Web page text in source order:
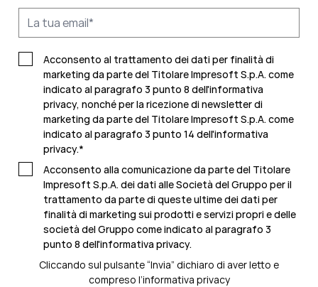
Acconsento al trattamento dei dati per finalità di
marketing da parte del Titolare Impresoft S.p.A. come
indicato al paragrafo 3 punto 8 dell'informativa
privacy, nonché per la ricezione di newsletter di
marketing da parte del Titolare Impresoft S.p.A. come
indicato al paragrafo 3 punto 14 dell'informativa
privacy.*
Acconsento alla comunicazione da parte del Titolare
Impresoft S.p.A. dei dati alle Società del Gruppo per il
trattamento da parte di queste ultime dei dati per
finalità di marketing sui prodotti e servizi propri e delle
società del Gruppo come indicato al paragrafo 3
punto 8 dell'informativa privacy.
Cliccando sul pulsante “Invia” dichiaro di aver letto e
compreso l’informativa privacy